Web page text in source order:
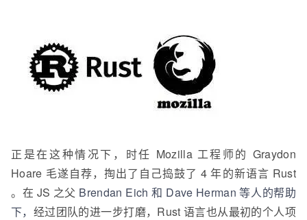
正是在这种情况下，时任 Mozilla 工程师的 Graydon
Hoare 毛遂自荐，掏出了自己捣鼓了 4 年的新语言 Rust
。在 JS 之父 Brendan Eich 和 Dave Herman 等人的帮助
下， 经过团队的进一步打磨，Rust 语言也从最初的个人项